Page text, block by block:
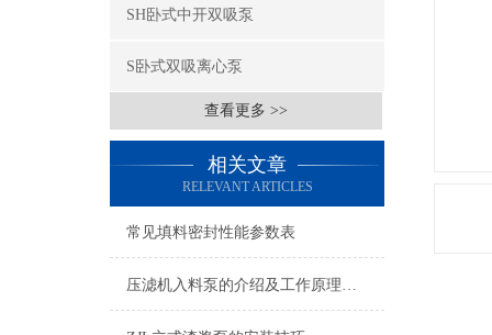
SH卧式中开双吸泵
S卧式双吸离心泵
查看更多 >>
相关文章
RELEVANT ARTICLES
常见填料密封性能参数表
压滤机入料泵的介绍及工作原理说明